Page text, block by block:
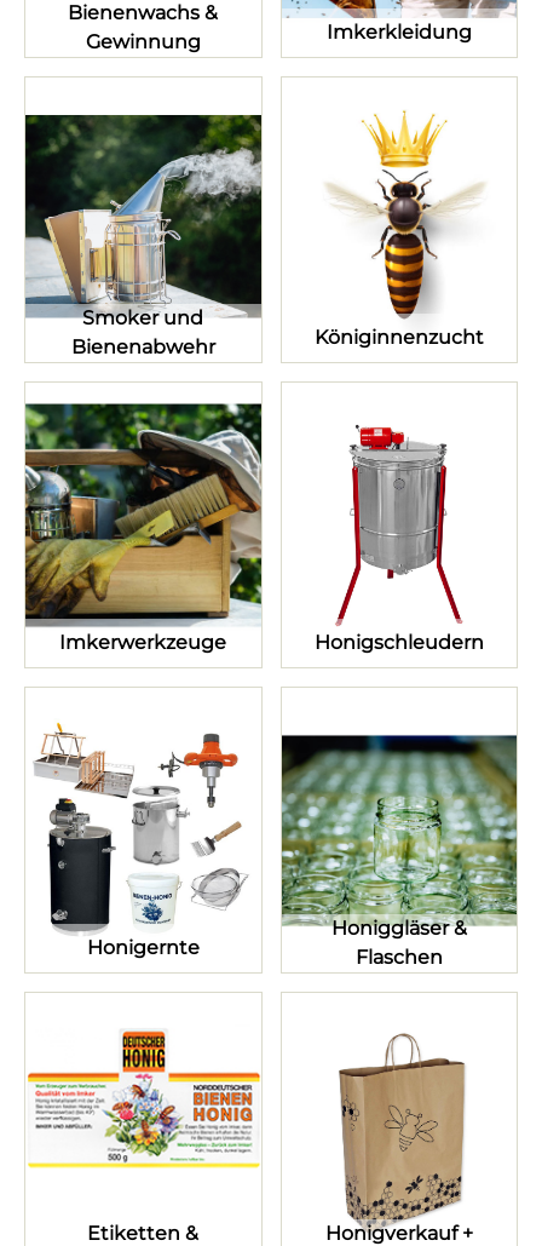
Bienenwachs &
Gewinnung
Imkerkleidung
Smoker und
Bienenabwehr
Königinnenzucht
Imkerwerkzeuge Honigschleudern
Honigernte
Honiggläser &
Flaschen
Etiketten &
Honigverkauf +